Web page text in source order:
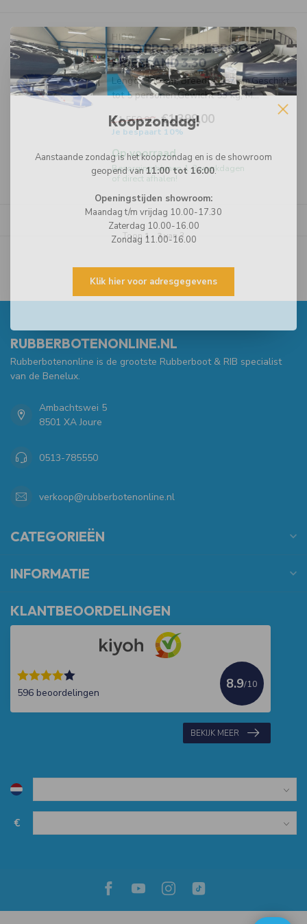
HIBO
HIBO PRO RUBBERBOOT
FRIESLAND 3.30
Lengte 330 cm, Breedte 157 cm,Geschikt
tot 5 personen,Gewicht 53 kg, M...
€1.550,00 €1.399,00
Je bespaart 10%
Op voorraad
Bezorging binnen 1-3 werkdagen
of direct afhalen!
Toon 1 - 3van 3
RUBBERBOTENONLINE.NL
Rubberbotenonline is de grootste Rubberboot & RIB specialist
van de Benelux.
Ambachtswei 5
8501 XA Joure
0513-785550
verkoop@rubberbotenonline.nl
CATEGORIEËN
INFORMATIE
KLANTBEOORDELINGEN
596 beoordelingen
8.9/10
BEKIJK MEER
€
Koopzondag!
Aanstaande zondag is het koopzondag en is de showroom
geopend van11:00 tot 16:00.
Openingstijden showroom:
Maandag t/m vrijdag 10.00-17.30
Zaterdag 10.00-16.00
Zondag 11.00-16.00
Klik hier voor adresgegevens